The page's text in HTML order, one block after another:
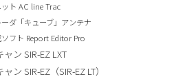
ト AC line Trac
ダ「キューブ」アンテナ
フト Report Editor Pro
ン SIR-EZ LXT
ン SIR-EZ（SIR-EZ LT）